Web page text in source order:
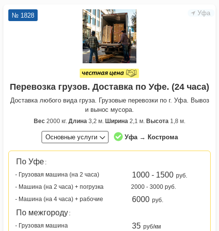
Уфа
№ 1828
Перевозка грузов. Доставка по Уфе. (24 часа)
Доставка любого вида груза. Грузовые перевозки по г. Уфа. Вывоз
и вынос мусора.
Вес 2000 кг. Длина 3,2 м. Ширина 2,1 м. Высота 1,8 м.
Основные услуги Уфа → Кострома
По Уфе :
- Грузовая машина (на 2 часа)
1000 - 1500 руб.
- Машина (на 2 часа) + погрузка
2000 - 3000 руб.
- Машина (на 4 часа) + рабочие
6000 руб.
По межгороду :
- Грузовая машина
35 руб/км